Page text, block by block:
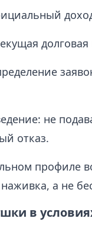
долговая
не
отказ.
профиле
а не
в